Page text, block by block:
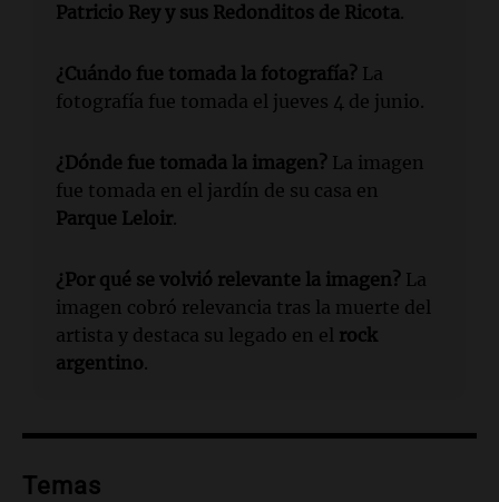
Patricio Rey y sus Redonditos de Ricota.
¿Cuándo fue tomada la fotografía? La
fotografía fue tomada el jueves 4 de junio.
¿Dónde fue tomada la imagen? La imagen
fue tomada en el jardín de su casa en
Parque Leloir.
¿Por qué se volvió relevante la imagen? La
imagen cobró relevancia tras la muerte del
artista y destaca su legado en el rock
argentino.
Temas